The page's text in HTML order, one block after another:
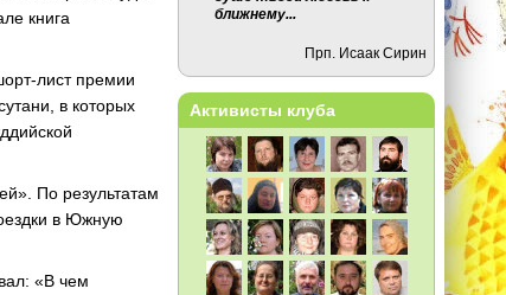
книга
лист премии
в которых
По результатам
в Южную
«В чем
ближнему...
Прп. Исаак Сирин
Активисты клуба